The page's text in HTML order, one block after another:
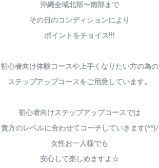
沖縄全域北部〜南部まで
その日のコンディションにより
ポイントをチョイス!!!
初心者向け体験コースや上手くなりたい方の為の
ステップアップコースをご用意しています。
初心者向けステップアップコースでは
貴方のレベルに合わせてコーチしていきます(^^)/
女性お一人様でも
安心して楽しめますよ☆